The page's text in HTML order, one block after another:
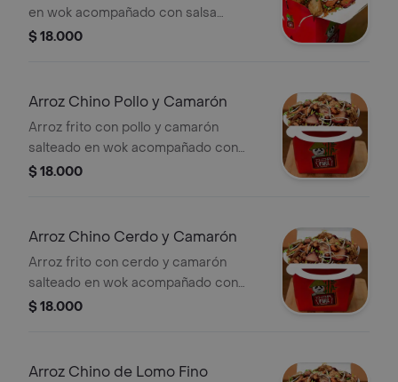
en wok acompañado con salsa
agridulce de la casa, tamaño a
$ 18.000
Arroz Chino Pollo y Camarón
Arroz frito con pollo y camarón
salteado en wok acompañado con
salsa agridulce de la casa, tamaño a
$ 18.000
Arroz Chino Cerdo y Camarón
Arroz frito con cerdo y camarón
salteado en wok acompañado con
salsa agridulce de la casa, tamaño a
$ 18.000
Arroz Chino de Lomo Fino